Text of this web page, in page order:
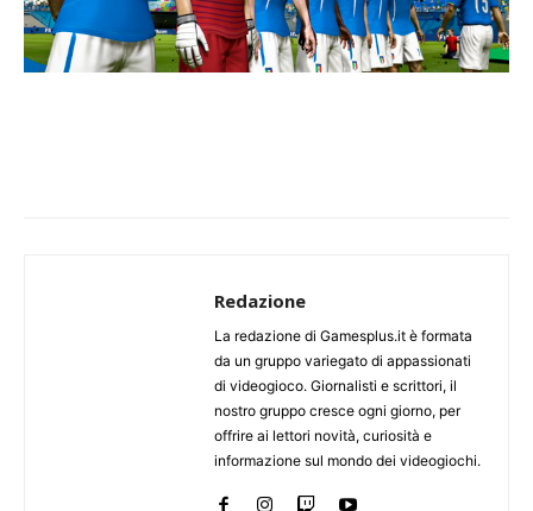
Redazione
La redazione di Gamesplus.it è formata
da un gruppo variegato di appassionati
di videogioco. Giornalisti e scrittori, il
nostro gruppo cresce ogni giorno, per
offrire ai lettori novità, curiosità e
informazione sul mondo dei videogiochi.